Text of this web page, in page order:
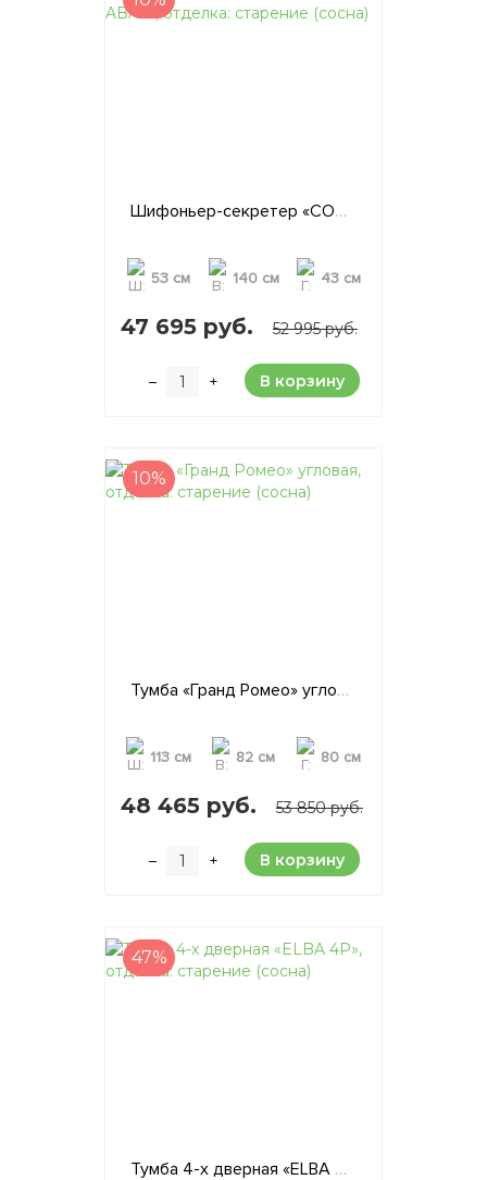
Шифоньер-секретер «COM 8 ABAT», отделка: старение (сосна)
53 см 140 см 43 см
47 695 руб. 52 995 руб.
– + В корзину
10%
Тумба «Гранд Ромео» угловая, отделка: старение (сосна)
113 см 82 см 80 см
48 465 руб. 53 850 руб.
– + В корзину
47%
Тумба 4-х дверная «ELBA 4P», отделка: старение (сосна)